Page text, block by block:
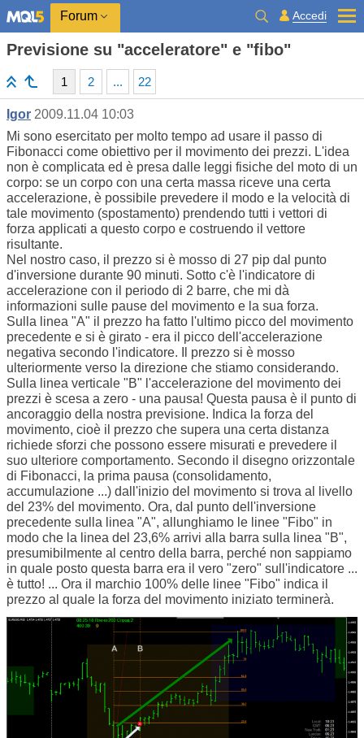
Forum Accedi
Previsione su "acceleratore" e "fibo"
1 2 ... 22
Igor 2009.11.04 10:03
Mi sono esercitato per molto tempo ad usare il passo di
Fibonacci come obiettivo per il movimento dei prezzi. L'idea
non è complicata ed è presa dalle leggi fisiche del moto di un
corpo: se un corpo con una certa massa riceve una certa
accelerazione, è possibile prevedere il modo e la velocità di
tale movimento (spostamento) prendendo tutti i vettori di
forza applicati a questo corpo e costruendo il vettore
risultante.
Nel nostro caso, il prezzo si è mosso di 27 pip dal punto
d'inversione durante 90 minuti. Sotto c'è l'indicatore di
accelerazione con il periodo di 2 barre, che mi dà
informazioni sulle pause del movimento e la sua forza.
Sulla linea "A" il prezzo ha fatto l'ultimo picco del movimento
precedente e si è girato - era il picco dell'accelerazione
negativa secondo l'indicatore. Il prezzo si è mosso
ulteriormente verso la direzione che stiamo considerando.
Sulla linea verticale "B" l'accelerazione del movimento dei
prezzi è scesa a zero - una pausa! Questa pausa è il punto di
ancoraggio della nostra previsione. Indica la forza del
movimento, cioè il prezzo che supera una certa distanza
richiede sforzi che possono essere misurati e prevedere il
suo ulteriore comportamento. Secondo il disegno orizzontale
di Fibonacci, la prima pausa (consolidamento,
accumulazione ...) dall'inizio del movimento si trova al livello
del 23% del movimento. Ora, dal punto dell'inversione
precedente sulla linea "A", allunghiamo le linee "Fibo" in
modo che la linea del 23,6% arrivi alla barra sulla linea "B",
presumibilmente al centro della barra, perché non sappiamo
in quale posto questa barra era il vero "zero" sull'indicatore ...
è tutto! ... Ora il marchio 100% delle linee "Fibo" indica il
prezzo al quale la forza del movimento iniziato terminerà.